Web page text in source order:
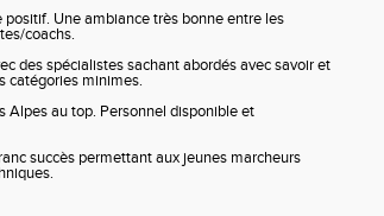
Une ambiance très bonne entre les
coachs.
des spécialistes sachant abordés avec savoir et
catégories minimes.
Alpes au top. Personnel disponible et
succès permettant aux jeunes marcheurs